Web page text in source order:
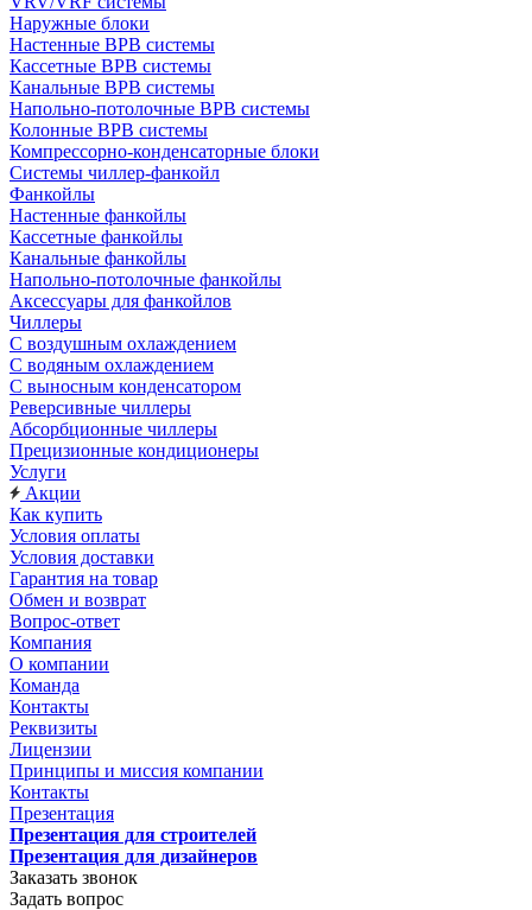
Наружные блоки
Настенные ВРВ системы
Кассетные ВРВ системы
Канальные ВРВ системы
Напольно-потолочные ВРВ системы
Колонные ВРВ системы
Компрессорно-конденсаторные блоки
Системы чиллер-фанкойл
Фанкойлы
Настенные фанкойлы
Кассетные фанкойлы
Канальные фанкойлы
Напольно-потолочные фанкойлы
Аксессуары для фанкойлов
Чиллеры
С воздушным охлаждением
С водяным охлаждением
С выносным конденсатором
Реверсивные чиллеры
Абсорбционные чиллеры
Прецизионные кондиционеры
Услуги
Акции
Как купить
Условия оплаты
Условия доставки
Гарантия на товар
Обмен и возврат
Вопрос-ответ
Компания
О компании
Команда
Контакты
Реквизиты
Лицензии
Принципы и миссия компании
Контакты
Презентация
Презентация для строителей
Презентация для дизайнеров
Заказать звонок
Задать вопрос